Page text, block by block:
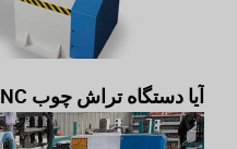
آیا دستگاه تراش چوب CNC ارزش خرید دارد؟